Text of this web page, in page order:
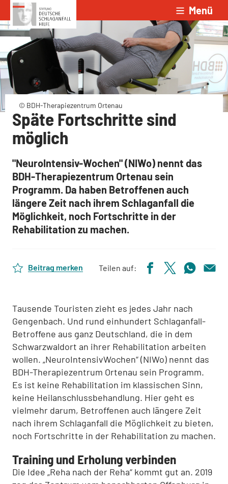
Zum Inhalt springen Menü
© BDH-Therapiezentrum Ortenau
Späte Fortschritte sind
möglich
"NeuroIntensiv-Wochen" (NIWo) nennt das
BDH-Therapiezentrum Ortenau sein
Programm. Da haben Betroffenen auch
längere Zeit nach ihrem Schlaganfall die
Möglichkeit, noch Fortschritte in der
Rehabilitation zu machen.
Beitrag merken Teilen auf:
Tausende Touristen zieht es jedes Jahr nach
Gengenbach. Und rund einhundert Schlaganfall-
Betroffene aus ganz Deutschland, die in dem
Schwarzwaldort an ihrer Rehabilitation arbeiten
wollen. „NeuroIntensivWochen“ (NIWo) nennt das
BDH-Therapiezentrum Ortenau sein Programm.
Es ist keine Rehabilitation im klassischen Sinn,
keine Heilanschlussbehandlung. Hier geht es
vielmehr darum, Betroffenen auch längere Zeit
nach ihrem Schlaganfall die Möglichkeit zu bieten,
noch Fortschritte in der Rehabilitation zu machen.
Training und Erholung verbinden
Die Idee „Reha nach der Reha“ kommt gut an. 2019